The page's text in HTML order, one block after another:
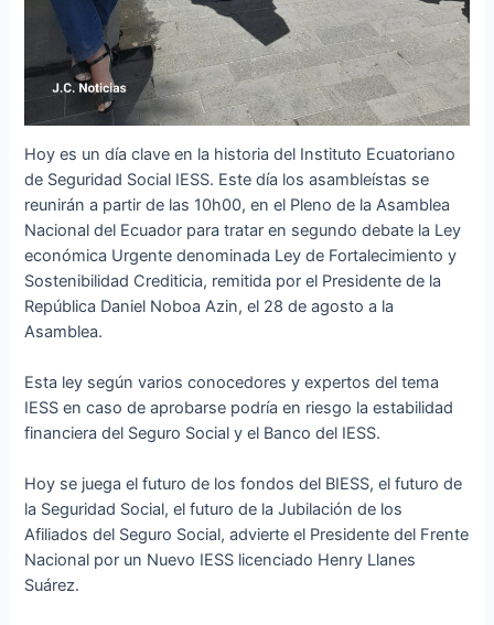
Hoy es un día clave en la historia del Instituto Ecuatoriano
de Seguridad Social IESS. Este día los asambleístas se
reunirán a partir de las 10h00, en el Pleno de la Asamblea
Nacional del Ecuador para tratar en segundo debate la Ley
económica Urgente denominada Ley de Fortalecimiento y
Sostenibilidad Crediticia, remitida por el Presidente de la
República Daniel Noboa Azin, el 28 de agosto a la
Asamblea.
Esta ley según varios conocedores y expertos del tema
IESS en caso de aprobarse podría en riesgo la estabilidad
financiera del Seguro Social y el Banco del IESS.
Hoy se juega el futuro de los fondos del BIESS, el futuro de
la Seguridad Social, el futuro de la Jubilación de los
Afiliados del Seguro Social, advierte el Presidente del Frente
Nacional por un Nuevo IESS licenciado Henry Llanes
Suárez.